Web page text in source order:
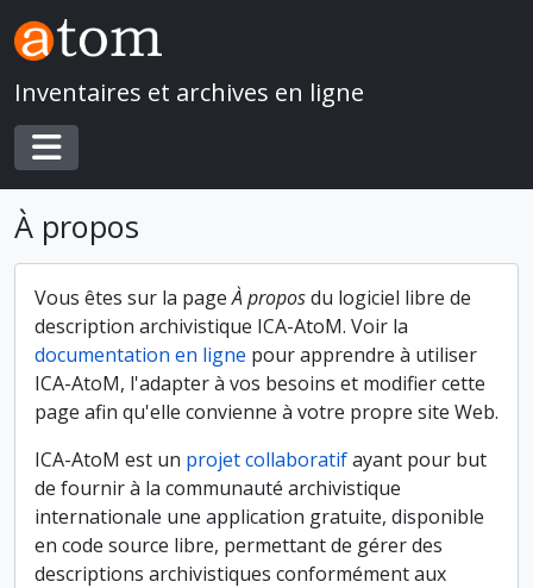
Skip to main content
Inventaires et archives en ligne
Toggle navigation
À propos
Vous êtes sur la pageÀ proposdu logiciel libre de
description archivistique ICA-AtoM. Voir la
documentation en ligne pour apprendre à utiliser
ICA-AtoM, l'adapter à vos besoins et modifier cette
page afin qu'elle convienne à votre propre site Web.
ICA-AtoM est un projet collaboratifayant pour but
de fournir à la communauté archivistique
internationale une application gratuite, disponible
en code source libre, permettant de gérer des
descriptions archivistiques conformément aux